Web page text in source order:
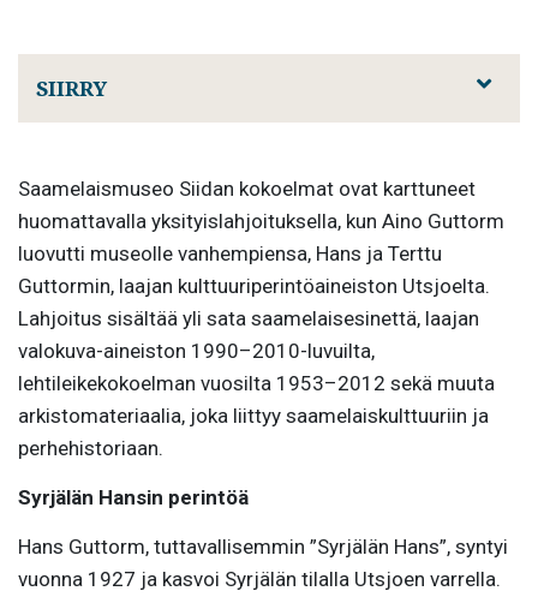
SIIRRY
Saamelaismuseo Siidan kokoelmat ovat karttuneet
huomattavalla yksityislahjoituksella, kun Aino Guttorm
luovutti museolle vanhempiensa, Hans ja Terttu
Guttormin, laajan kulttuuriperintöaineiston Utsjoelta.
Lahjoitus sisältää yli sata saamelaisesinettä, laajan
valokuva-aineiston 1990–2010-luvuilta,
lehtileikekokoelman vuosilta 1953–2012 sekä muuta
arkistomateriaalia, joka liittyy saamelaiskulttuuriin ja
perhehistoriaan.
Syrjälän Hansin perintöä
Hans Guttorm, tuttavallisemmin ”Syrjälän Hans”, syntyi
vuonna 1927 ja kasvoi Syrjälän tilalla Utsjoen varrella.